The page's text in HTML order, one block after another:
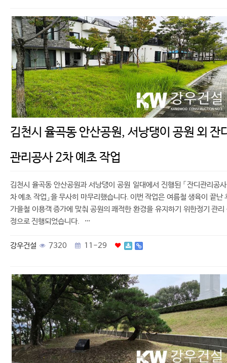
김천시 율곡동 안산공원, 서낭댕이 공원 외 잔
관리공사 2차 예초 작업
김천시 율곡동 안산공원과 서낭댕이 공원 일대에서 진행된 「잔디관리공
차 예초 작업」을 무사히 마무리했습니다. 이번 작업은 여름철 생육이 끝난
가을철 이용객 증가에 맞춰 공원의 쾌적한 환경을 유지하기 위한정기 관리
정으로 진행되었습니다. …
강우건설 7320 11-29